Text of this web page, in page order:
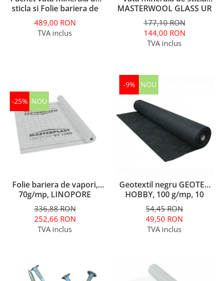
sticla si Folie bariera de
vapori
489,00 RON
TVA inclus
MASTERWOOL GLASS UR
039, 10/5 cm, (10,8 / 21,6
m2)
177,10 RON
144,00 RON
TVA inclus
-25% NOU
Folie bariera de vapori,
70g/mp, LINOPORE
VY1500, 75 mp
336,88 RON
252,66 RON
TVA inclus
-9% NOU
Geotextil negru GEOTEX
HOBBY, 100 g/mp, 10
mp/sul
54,45 RON
49,50 RON
TVA inclus